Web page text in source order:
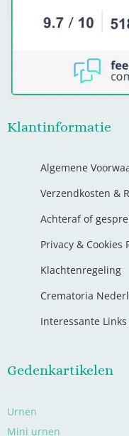
Klantinformatie
Algemene
Verzendkosten &
Achteraf of
Privacy & Cookies
Klachtenregeling
Crematoria
Interessante Links
Gedenkartikelen
Urnen
Mini urnen